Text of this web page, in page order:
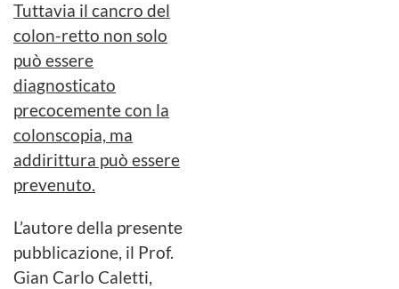
Tuttavia il cancro del
colon-retto non solo
può essere
diagnosticato
precocemente con la
colonscopia, ma
addirittura può essere
prevenuto.
L’autore della presente
pubblicazione, il Prof.
Gian Carlo Caletti,